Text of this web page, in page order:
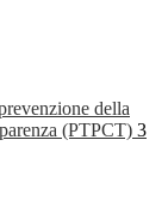
della
(PTPCT) 3